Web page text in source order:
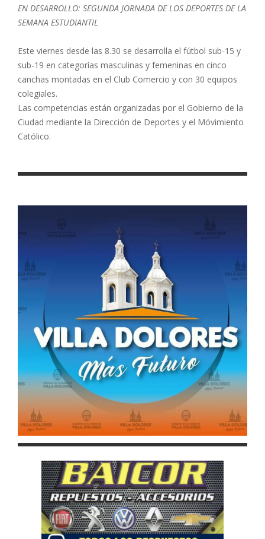
EN DESARROLLO: SEGUNDA JORNADA DE LOS DEPORTES DE LA
SEMANA ESTUDIANTIL
Este viernes desde las 8.30 se desarrolla el fútbol sub-15 y
sub-19 en categorías masculinas y femeninas en cinco
canchas montadas en el Club Comercio y con 30 equipos
colegiales.
Las competencias están organizadas por el Gobierno de la
Ciudad mediante la Dirección de Deportes y el Móvimiento
Católico.